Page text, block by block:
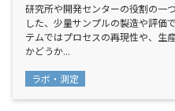
研究所や開発センターの役割の一
した、少量サンプルの製造や評価
テムではプロセスの再現性や、生
かどうか...
ラボ・測定